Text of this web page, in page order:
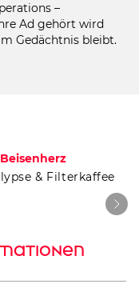
–
Ad gehört wird
Gedächtnis bleibt.
& Filterkaffee